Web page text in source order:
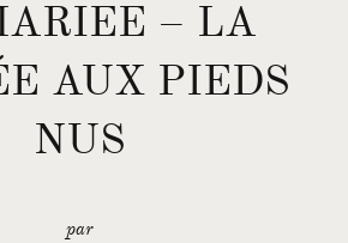
– LA
AUX PIEDS
NUS
par